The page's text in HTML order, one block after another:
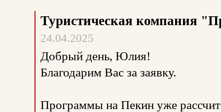
Туристическая компания
24.04.2025
Добрый день, Юлия!
Благодарим Вас за заявку.
Программы на Пекин уже